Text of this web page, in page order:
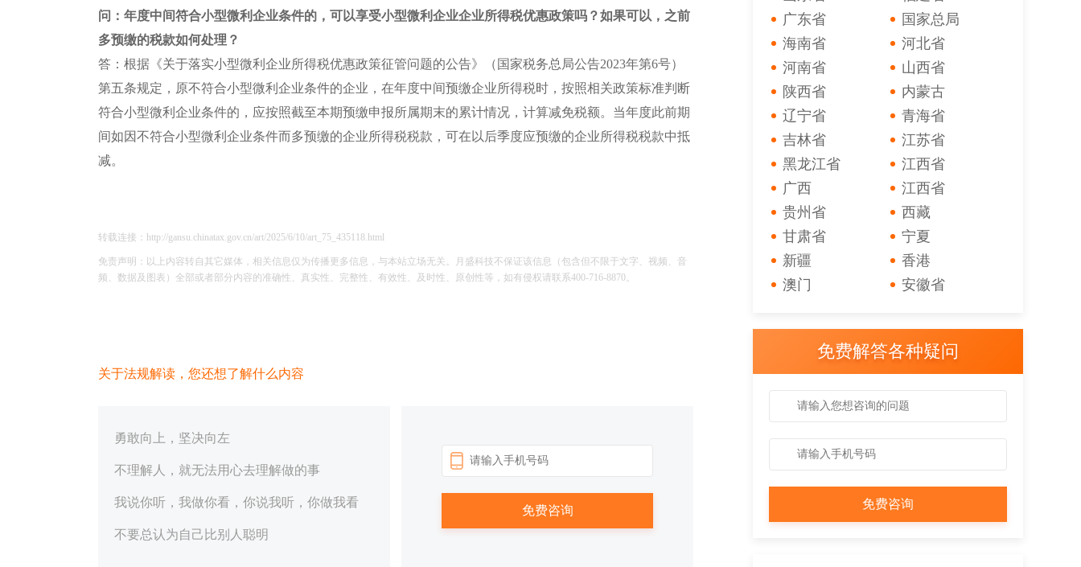
问：年度中间符合小型微利企业条件的，可以享受小型微利企业企业所得税优惠政策吗？如果可以，之前
多预缴的税款如何处理？
答：根据《关于落实小型微利企业所得税优惠政策征管问题的公告》（国家税务总局公告2023年第6号）
第五条规定，原不符合小型微利企业条件的企业，在年度中间预缴企业所得税时，按照相关政策标准判断
符合小型微利企业条件的，应按照截至本期预缴申报所属期末的累计情况，计算减免税额。当年度此前期
间如因不符合小型微利企业条件而多预缴的企业所得税税款，可在以后季度应预缴的企业所得税税款中抵
减。
转载连接：http://gansu.chinatax.gov.cn/art/2025/6/10/art_75_435118.html
免责声明：以上内容转自其它媒体，相关信息仅为传播更多信息，与本站立场无关。月盛科技不保证该信息（包含但不限于文字、视频、音
频、数据及图表）全部或者部分内容的准确性、真实性、完整性、有效性、及时性、原创性等，如有侵权请联系400-716-8870。
关于法规解读，您还想了解什么内容
勇敢向上，坚决向左
不理解人，就无法用心去理解做的事
我说你听，我做你看，你说我听，你做我看
不要总认为自己比别人聪明
广东省
国家总局
海南省
河北省
河南省
山西省
陕西省
内蒙古
辽宁省
青海省
吉林省
江苏省
黑龙江省
江西省
广西
江西省
贵州省
西藏
甘肃省
宁夏
新疆
香港
澳门
安徽省
免费解答各种疑问